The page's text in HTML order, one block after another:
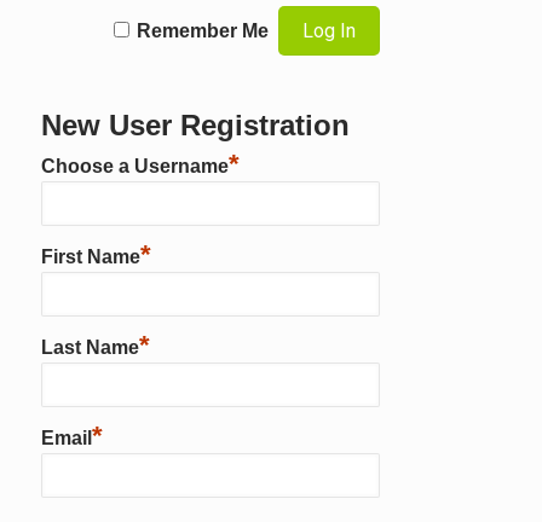
Remember Me
New User Registration
Choose a Username*
First Name*
Last Name*
Email *